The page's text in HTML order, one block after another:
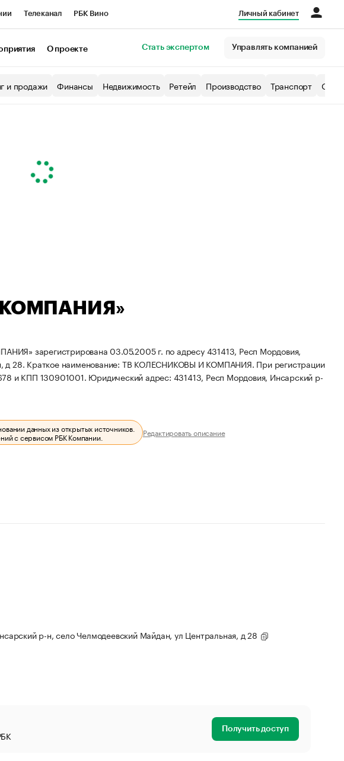
Телеканал РБК Вино
Бизнес
Личный кабинет
О проекте Стать экспертом Управлять компанией
и продажи Финансы Недвижимость Ретейл Производство Транспорт
зарегистрирована 03.05.2005 г. по адресу 431413, Респ Мордовия,
д 28. Краткое наименование: ТВ КОЛЕСНИКОВЫ И КОМПАНИЯ. При регистрации
и КПП 130901001. Юридический адрес: 431413, Респ Мордовия, Инсарский р-
данных из открытых источников.
с сервисом РБК Компании. Редактировать описание
р-н, село Челмодеевский Майдан, ул Центральная, д 28
Получить доступ